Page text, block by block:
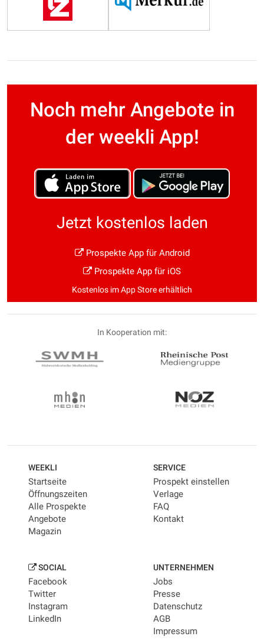
Noch mehr Angebote in
der weekli App!
Jetzt kostenlos laden
Prospekte App für Android
Prospekte App für iOS
Kostenlos im App Store erhältlich
In Kooperation mit:
WEEKLI
Startseite
Öffnungszeiten
Alle Prospekte
Angebote
Magazin
SERVICE
Prospekt einstellen
Verlage
FAQ
Kontakt
SOCIAL
Facebook
Twitter
Instagram
LinkedIn
UNTERNEHMEN
Jobs
Presse
Datenschutz
AGB
Impressum